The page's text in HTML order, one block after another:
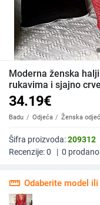
Moderna ženska
rukavima i sjajno
34.19€
Badu Odjeća Ženska
Šifra proizvoda:209312
Recenzije:0 | 0 prodano
straighten Odaberite model